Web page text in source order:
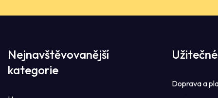
Nejnavštěvovanější
kategorie
Doprava a